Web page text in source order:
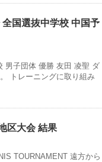
国選抜中学校 中国予
男子団体 優勝 友田 凌聖 ダ
トレーニングに取り組み
区大会 結果
TOURNAMENT 遠方から